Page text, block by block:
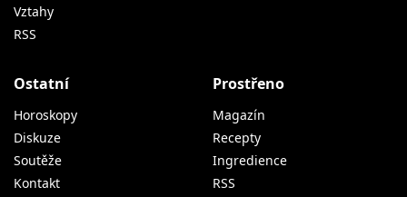
Vztahy
RSS
Ostatní
Horoskopy
Diskuze
Soutěže
Kontakt
Prostřeno
Magazín
Recepty
Ingredience
RSS